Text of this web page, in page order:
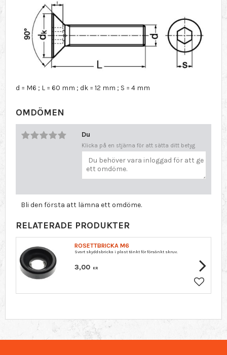
d = M6 ; L = 60 mm ; dk = 12 mm ; S = 4 mm
OMDÖMEN
Du
Klicka på en stjärna för att sätta ditt betyg
Bli den första att lämna ett omdöme.
RELATERADE PRODUKTER
ROSETTBRICKA M6
Svart skyddsbricka i plast tänkt för försänkt skruv.
3,00 KR
Lägg till